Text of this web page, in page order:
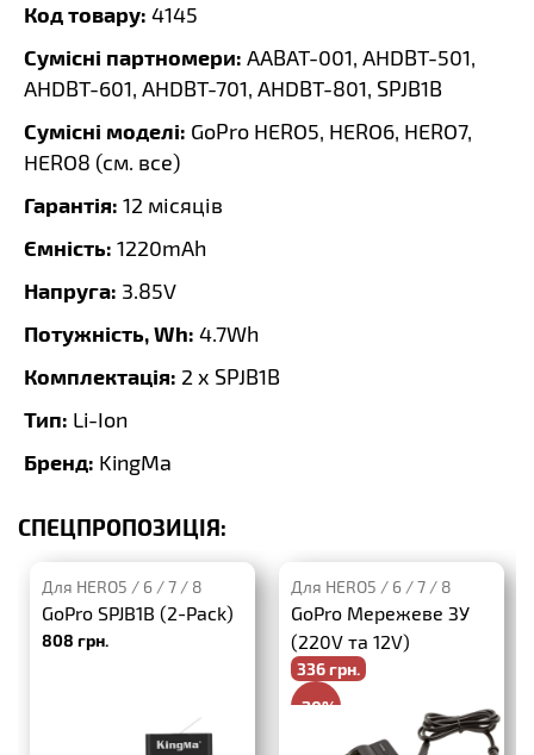
Код товару: 4145
Сумісні партномери: AABAT-001, AHDBT-501,
AHDBT-601, AHDBT-701, AHDBT-801, SPJB1B
Сумісні моделі: GoPro HERO5, HERO6, HERO7,
HERO8 (см. все)
Гарантія: 12 місяців
Ємність: 1220mAh
Напруга: 3.85V
Потужність, Wh: 4.7Wh
Комплектація: 2 x SPJB1B
Тип: Li-Ion
Бренд: KingMa
СПЕЦПРОПОЗИЦІЯ:
Для HERO5 / 6 / 7 / 8
GoPro SPJB1B (2-Pack)
808 грн.
Для HERO5 / 6 / 7 / 8
GoPro Мережеве ЗУ
(220V та 12V)
336 грн.
-20%
420 грн.